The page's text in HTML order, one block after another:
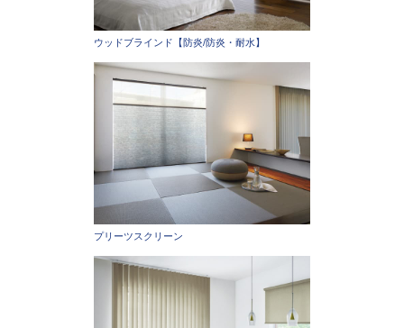
ウッドブラインド【防炎/防炎・耐水】
プリーツスクリーン